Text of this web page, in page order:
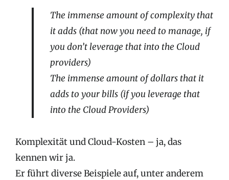
The immense amount of complexity that
it adds (that now you need to manage, if
you don’t leverage that into the Cloud
providers)
The immense amount of dollars that it
adds to your bills (if you leverage that
into the Cloud Providers)
Komplexität und Cloud-Kosten – ja, das
kennen wir ja.
Er führt diverse Beispiele auf, unter anderem